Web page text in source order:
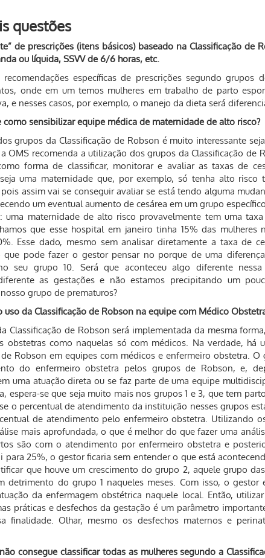
questões
de prescrições (itens básicos) baseado na Classificação de
ou líquida, SSVV de 6/6 horas, etc.
específicas de prescrições segundo grupos
onde em um temos mulheres em trabalho de parto
e nesses casos, por exemplo, o manejo da dieta será
como sensibilizar equipe médica de maternidade de alto risco?
grupos da Classificação de Robson é muito interessante
OMS recomenda a utilização dos grupos da Classificação de
forma de classificar, monitorar e avaliar as taxas de
uma maternidade que, por exemplo, só tenha alto risco
pois assim vai se conseguir avaliar se está tendo alguma
um eventual aumento de cesárea em um grupo
uma maternidade de alto risco provavelmente tem uma
que esse hospital em janeiro tinha 15% das mulheres
Esse dado, mesmo sem analisar diretamente a taxa de
que pode fazer o gestor pensar no porque de uma
seu grupo 10. Será que aconteceu algo diferente nessa
as gestações e não estamos precipitando um
grupo de prematuros?
uso da Classificação de Robson na equipe com Médico
Classificação de Robson será implementada da mesma
obstetras como naquelas só com médicos. Na verdade, há
de Robson em equipes com médicos e enfermeiro obstetra.
do enfermeiro obstetra pelos grupos de Robson, e,
uma atuação direta ou se faz parte de uma equipe
espera-se que seja muito mais nos grupos 1 e 3, que tem
o percentual de atendimento da instituição nesses grupos
de atendimento pelo enfermeiro obstetra. Utilizando
mais aprofundada, o que é melhor do que fazer uma
são com o atendimento por enfermeiro obstetra e
para 25%, o gestor ficaria sem entender o que está
que houve um crescimento do grupo 2, aquele grupo
detrimento do grupo 1 naqueles meses. Com isso, o gestor
da enfermagem obstétrica naquele local. Então,
práticas e desfechos da gestação é um parâmetro
finalidade. Olhar, mesmo os desfechos maternos e
consegue classificar todas as mulheres segundo a